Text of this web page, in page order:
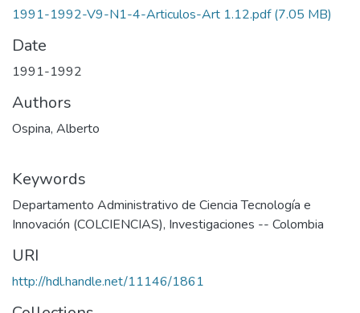
1991-1992-V9-N1-4-Articulos-Art 1.12.pdf(7.05 MB)
Date
1991-1992
Authors
Ospina, Alberto
Keywords
Departamento Administrativo de Ciencia Tecnología e
Innovación (COLCIENCIAS), Investigaciones -- Colombia
URI
http://hdl.handle.net/11146/1861